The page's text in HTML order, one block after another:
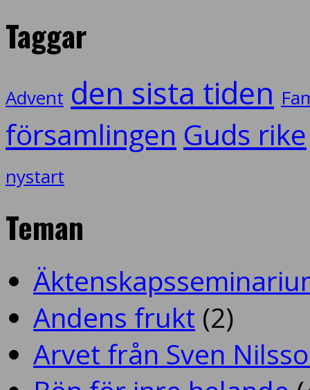
Taggar
Advent den sista tiden
församlingen Guds rike
nystart
Teman
Andens frukt (2)
Arvet från Sven